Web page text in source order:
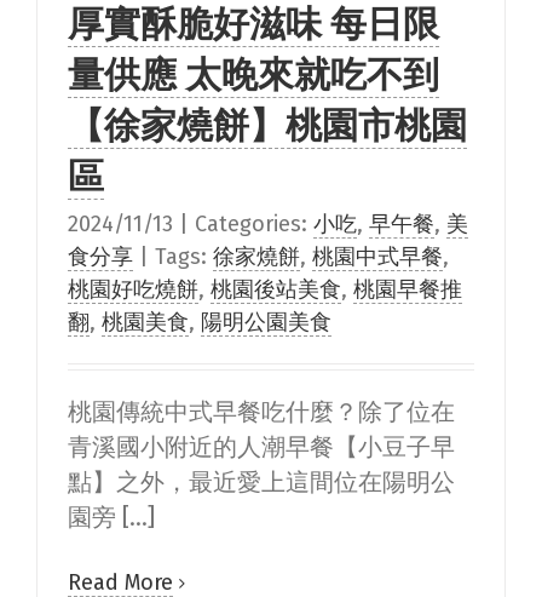
厚實酥脆好滋味 每日限
量供應 太晚來就吃不到
【徐家燒餅】桃園市桃園
區
2024/11/13 Categories: 小吃, 早午餐, 美
食分享
Tags: 徐家燒餅, 桃園中式早餐,
桃園好吃燒餅, 桃園後站美食, 桃園早餐推
翻, 桃園美食, 陽明公園美食
桃園傳統中式早餐吃什麼？除了位在
青溪國小附近的人潮早餐【小豆子早
點】之外，最近愛上這間位在陽明公
園旁 [...]
Read More